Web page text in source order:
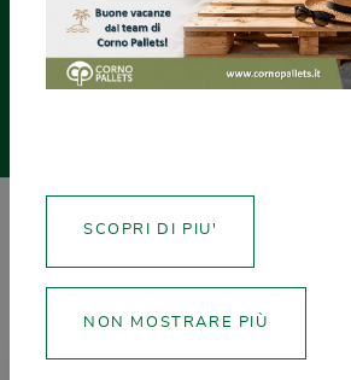
NEWS
SCOPRI DI PIU'
NON MOSTRARE PIÙ